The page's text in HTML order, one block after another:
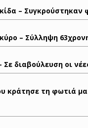
– Συγκρούστηκαν
– Σύλληψη
διαβούλευση οι
τη φωτιά